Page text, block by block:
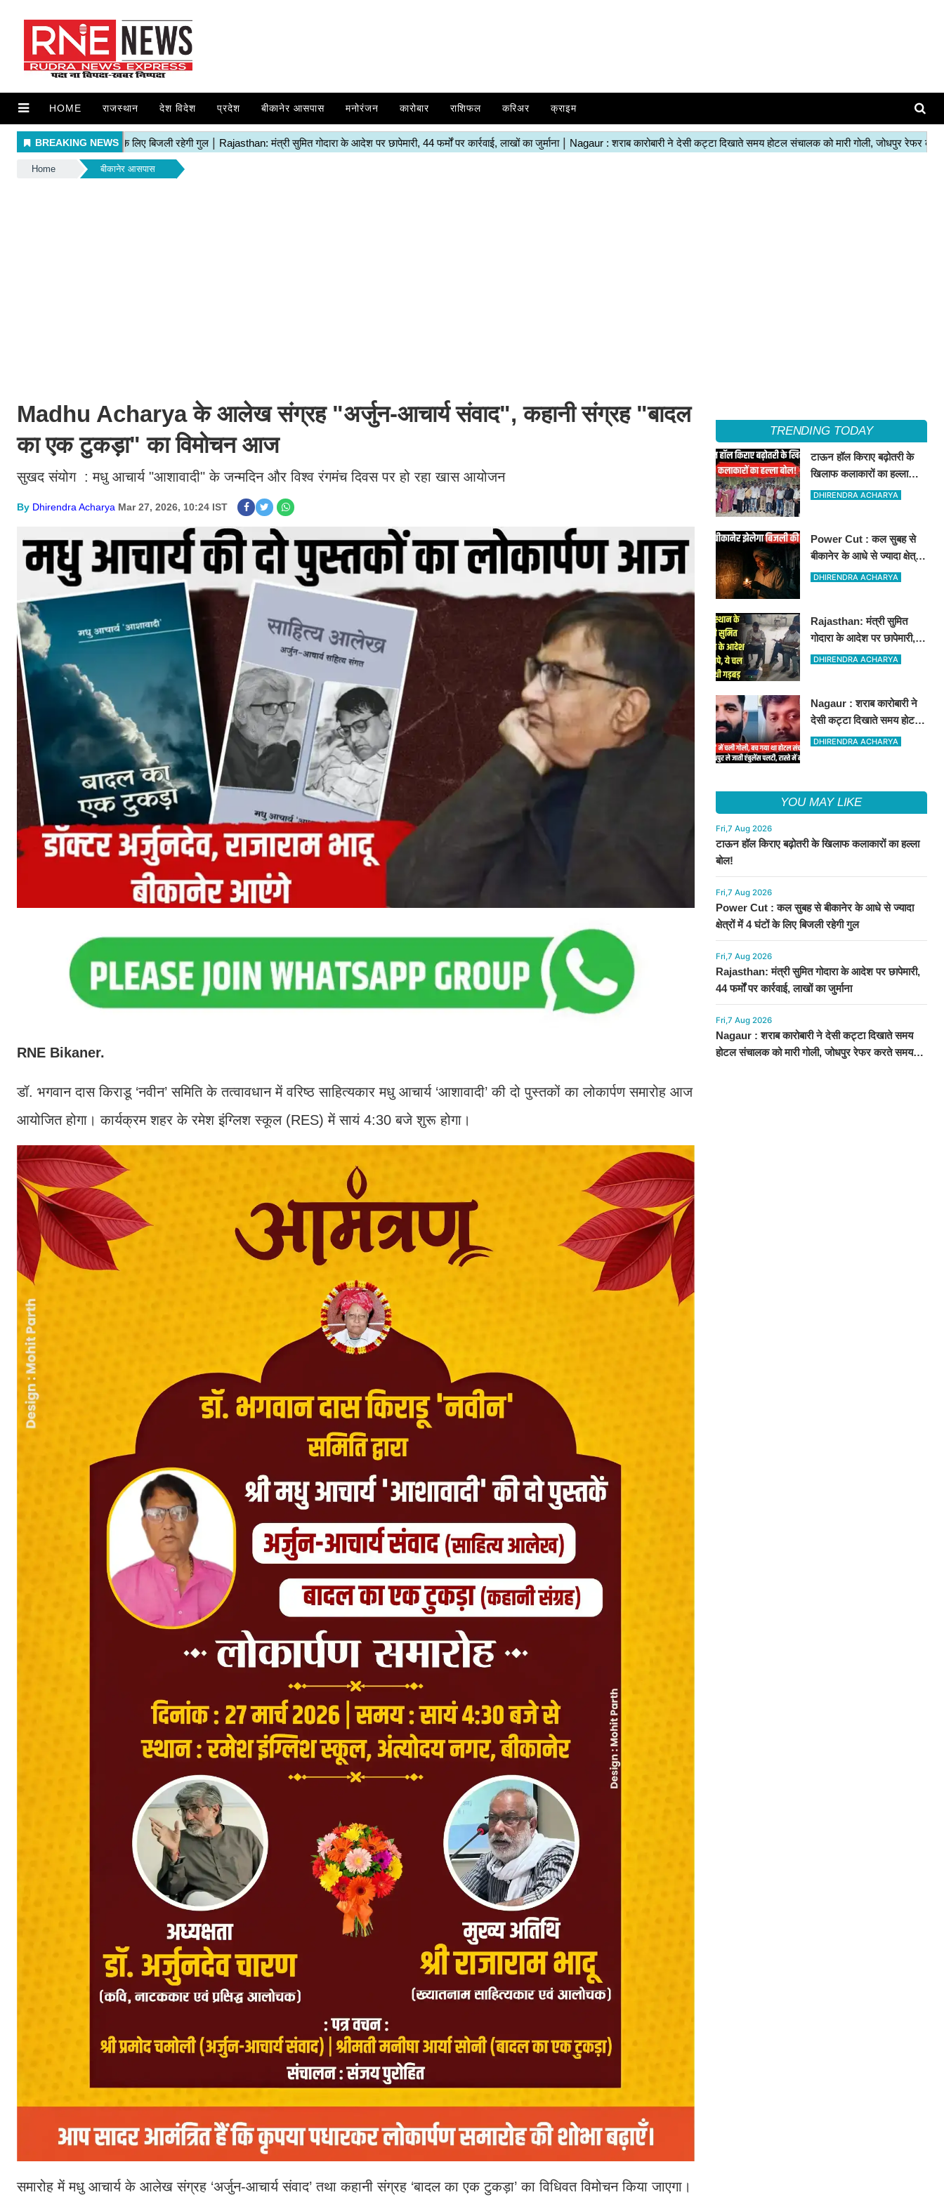
HOME राजस्थान देश विदेश प्रदेश बीकानेर आसपास मनोरंजन कारोबार राशिफल करिअर क्राइम
Home बीकानेर आसपास
Madhu Acharya के आलेख संग्रह "अर्जुन-आचार्य संवाद", कहानी संग्रह "बादल
का एक टुकड़ा" का विमोचन आज
सुखद संयोग : मधु आचार्य "आशावादी" के जन्मदिन और विश्व रंगमंच दिवस पर हो रहा खास आयोजन
By Dhirendra Acharya Mar 27, 2026, 10:24 IST
RNE Bikaner.
डॉ. भगवान दास किराडू ‘नवीन’ समिति के तत्वावधान में वरिष्ठ साहित्यकार मधु आचार्य ‘आशावादी’ की दो पुस्तकों का लोकार्पण समारोह आज
आयोजित होगा। कार्यक्रम शहर के रमेश इंग्लिश स्कूल (RES) में सायं 4:30 बजे शुरू होगा।
समारोह में मधु आचार्य के आलेख संग्रह ‘अर्जुन-आचार्य संवाद’ तथा कहानी संग्रह ‘बादल का एक टुकड़ा’ का विधिवत विमोचन किया जाएगा।
TRENDING TODAY
टाऊन हॉल किराए बढ़ोतरी के
खिलाफ कलाकारों का हल्ला
बोल!
DHIRENDRA ACHARYA
Power Cut : कल सुबह से
बीकानेर के आधे से ज्यादा क्षेत्रों
में 4 घंटों के लिए बिजली रहेगी
DHIRENDRA ACHARYA
Rajasthan: मंत्री सुमित
गोदारा के आदेश पर छापेमारी,
44 फर्मों पर कार्रवाई, लाखों का
DHIRENDRA ACHARYA
Nagaur : शराब कारोबारी ने
देसी कट्टा दिखाते समय होटल
संचालक को मारी गोली, जोधपुर
DHIRENDRA ACHARYA
YOU MAY LIKE
Fri,7 Aug 2026
टाऊन हॉल किराए बढ़ोतरी के खिलाफ कलाकारों का हल्ला
बोल!
Fri,7 Aug 2026
Power Cut : कल सुबह से बीकानेर के आधे से ज्यादा
क्षेत्रों में 4 घंटों के लिए बिजली रहेगी गुल
Fri,7 Aug 2026
Rajasthan: मंत्री सुमित गोदारा के आदेश पर छापेमारी,
44 फर्मों पर कार्रवाई, लाखों का जुर्माना
Fri,7 Aug 2026
Nagaur : शराब कारोबारी ने देसी कट्टा दिखाते समय
होटल संचालक को मारी गोली, जोधपुर रेफर करते समय